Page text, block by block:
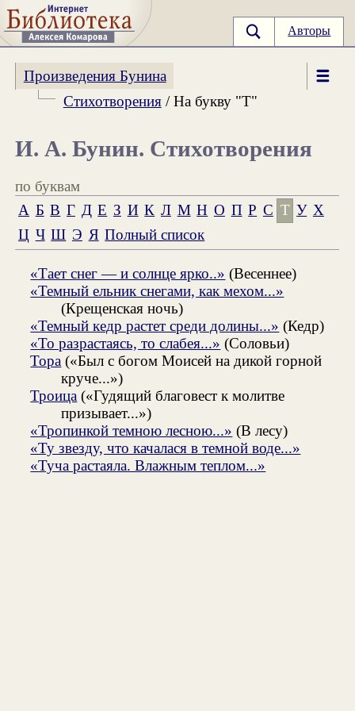
Авторы
Произведения Бунина
Стихотворения/ На букву "Т"
И. А. Бунин. Стихотворения
по буквам
А Б В Г Д Е З И К Л М Н О П Р С Т У Х
Ц Ч Ш Э Я Полный список
«Тает снег — и солнце ярко..» (Весеннее)
«Темный ельник снегами, как мехом...»
(Крещенская ночь)
«Темный кедр растет среди долины...» (Кедр)
«То разрастаясь, то слабея...» (Соловьи)
Тора («Был с богом Моисей на дикой горной
круче...»)
Троица («Гудящий благовест к молитве
призывает...»)
«Тропинкой темною лесною...» (В лесу)
«Ту звезду, что качалася в темной воде...»
«Туча растаяла. Влажным теплом...»